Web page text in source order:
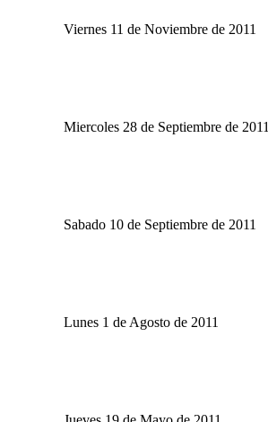
Viernes 11 de Noviembre de 2011
Miercoles 28 de Septiembre de 2011
Sabado 10 de Septiembre de 2011
Lunes 1 de Agosto de 2011